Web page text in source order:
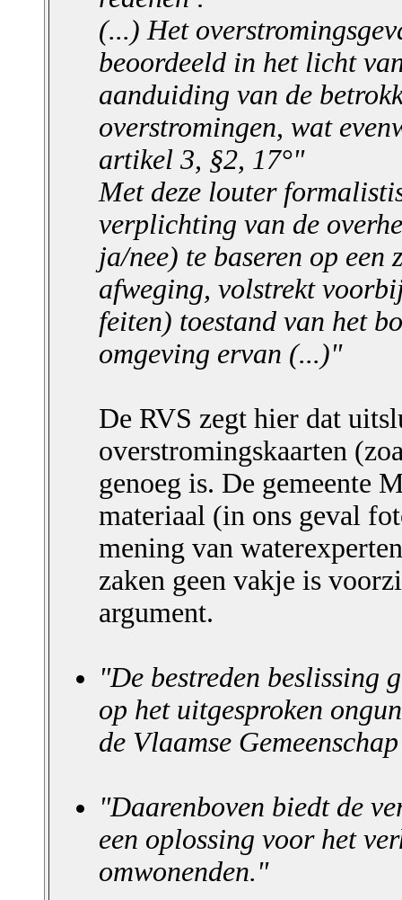
(...) Het
beoordeeld in het licht
aanduiding van de
overstromingen, wat
artikel 3, §2, 17°"
Met deze louter
verplichting van de
ja/nee) te baseren op
afweging, volstrekt
feiten) toestand van het
omgeving ervan (...)"
De RVS zegt hier dat
overstromingskaarten
genoeg is. De gemeente
materiaal (in ons geval
mening van
zaken geen vakje is
argument.
"De bestreden beslissing
op het uitgesproken
de Vlaamse
"Daarenboven biedt de
een oplossing voor het
omwonenden."